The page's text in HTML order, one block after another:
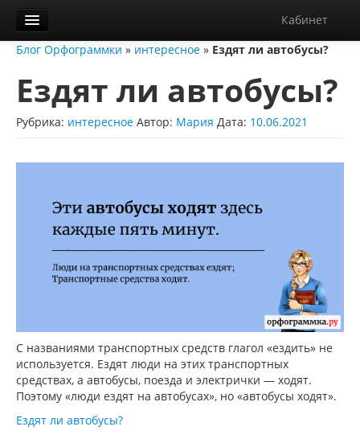
Кабинет
Орфограммка
Библиотека
Блог
Справка
Блог Орфограммки » интересное » Ездят ли автобусы?
Ездят ли автобусы?
Рубрика: интересное Автор: Мария Дата: 10.06.2021
С названиями транспортных средств глагол «ездить» не
используется. Ездят люди на этих транспортных
средствах, а автобусы, поезда и электрички — ходят.
Поэтому «люди ездят на автобусах», но «автобусы ходят».
Ездят ли автобусы?